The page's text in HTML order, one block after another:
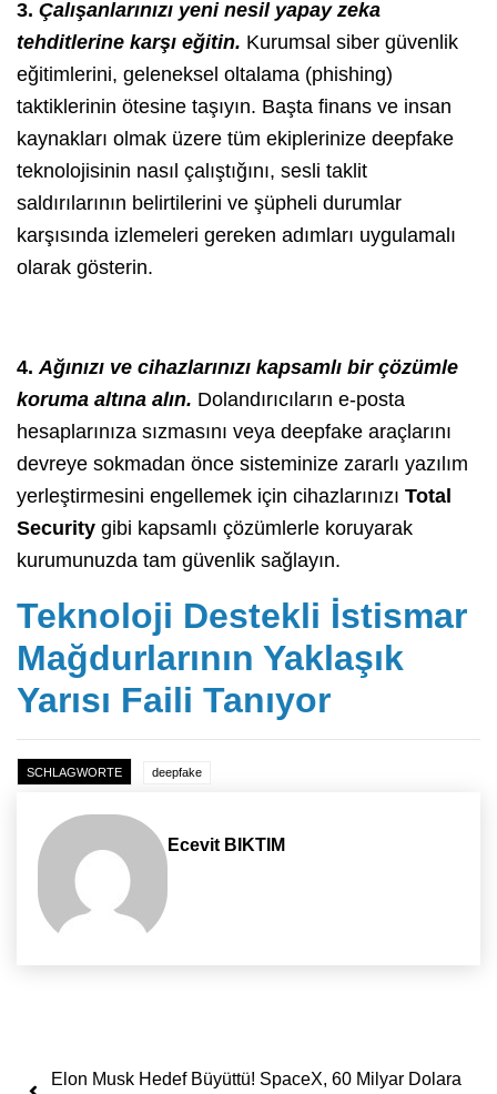
3. Çalışanlarınızı yeni nesil yapay zeka
tehditlerine karşı eğitin. Kurumsal siber güvenlik
eğitimlerini, geleneksel oltalama (phishing)
taktiklerinin ötesine taşıyın. Başta finans ve insan
kaynakları olmak üzere tüm ekiplerinize deepfake
teknolojisinin nasıl çalıştığını, sesli taklit
saldırılarının belirtilerini ve şüpheli durumlar
karşısında izlemeleri gereken adımları uygulamalı
olarak gösterin.
4. Ağınızı ve cihazlarınızı kapsamlı bir çözümle
koruma altına alın. Dolandırıcıların e-posta
hesaplarınıza sızmasını veya deepfake araçlarını
devreye sokmadan önce sisteminize zararlı yazılım
yerleştirmesini engellemek için cihazlarınızı Total
Security gibi kapsamlı çözümlerle koruyarak
kurumunuzda tam güvenlik sağlayın.
Teknoloji Destekli İstismar
Mağdurlarının Yaklaşık
Yarısı Faili Tanıyor
SCHLAGWORTE deepfake
Ecevit BIKTIM
Yazı dolaşımı
Elon Musk Hedef Büyüttü! SpaceX, 60 Milyar Dolara